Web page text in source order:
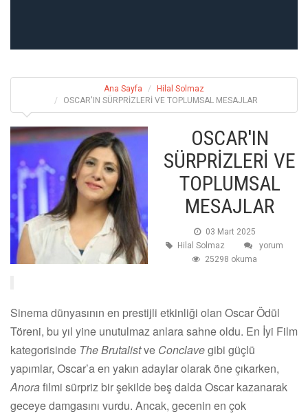
Ana Sayfa
Hilal Solmaz
OSCAR'IN SÜRPRİZLERİ VE TOPLUMSAL MESAJLAR
OSCAR'IN
SÜRPRİZLERİ VE
TOPLUMSAL
MESAJLAR
03 Mart 2025
Hilal Solmaz
yorum
25298 okuma
Sinema dünyasının en prestijli etkinliği olan Oscar Ödül
Töreni, bu yıl yine unutulmaz anlara sahne oldu. En İyi Film
kategorisinde The Brutalistve Conclavegibi güçlü
yapımlar, Oscar’a en yakın adaylar olarak öne çıkarken,
Anorafilmi sürpriz bir şekilde beş dalda Oscar kazanarak
geceye damgasını vurdu. Ancak, gecenin en çok